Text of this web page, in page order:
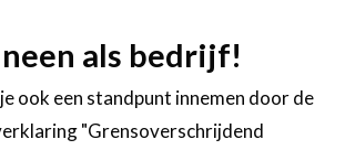
als bedrijf!
ook een standpunt innemen door de
"Grensoverschrijdend